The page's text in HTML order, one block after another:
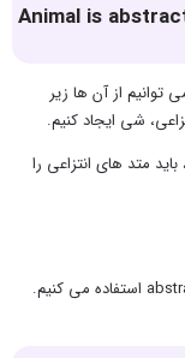
Animal is
توانیم از آن ها زیر
شی ایجاد کنیم.
متد های انتزاعی را
ما برای ایجاد متد های انتزاعی از همان کلمه کلیدی abstract استفاده می کنیم.